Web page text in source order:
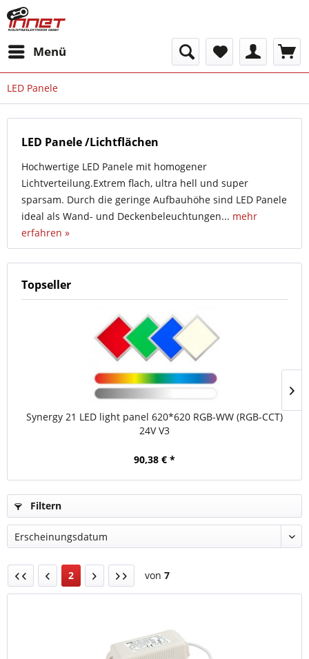
Menü
LED Panele
LED Panele /Lichtflächen
Hochwertige LED Panele mit homogener
Lichtverteilung.Extrem flach, ultra hell und super
sparsam. Durch die geringe Aufbauhöhe sind LED Panele
ideal als Wand- und Deckenbeleuchtungen... mehr
erfahren »
Topseller
Synergy 21 LED light panel 620*620 RGB-WW (RGB-CCT)
24V V3
90,38 € *
Filtern
2 von 7